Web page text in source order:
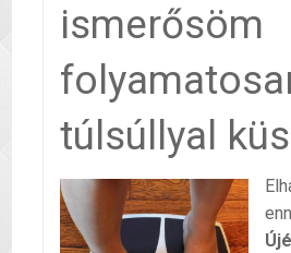
ismerősöm
túlsúllyal